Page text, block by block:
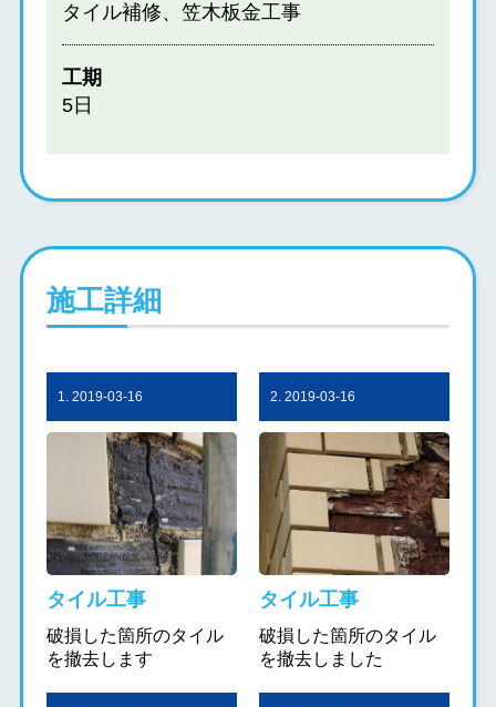
タイル補修、笠木板金工事
工期
5日
施工詳細
1. 2019-03-16
タイル工事
破損した箇所のタイル
を撤去します
2. 2019-03-16
タイル工事
破損した箇所のタイル
を撤去しました